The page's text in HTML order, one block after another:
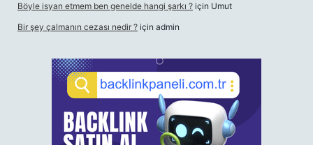
Böyle isyan etmem ben genelde hangi şarkı ? için Umut
Bir şey çalmanın cezası nedir ? için admin